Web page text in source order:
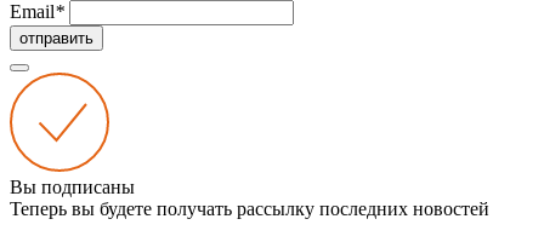
Email*
отправить
Вы подписаны
Теперь вы будете получать рассылку последних новостей